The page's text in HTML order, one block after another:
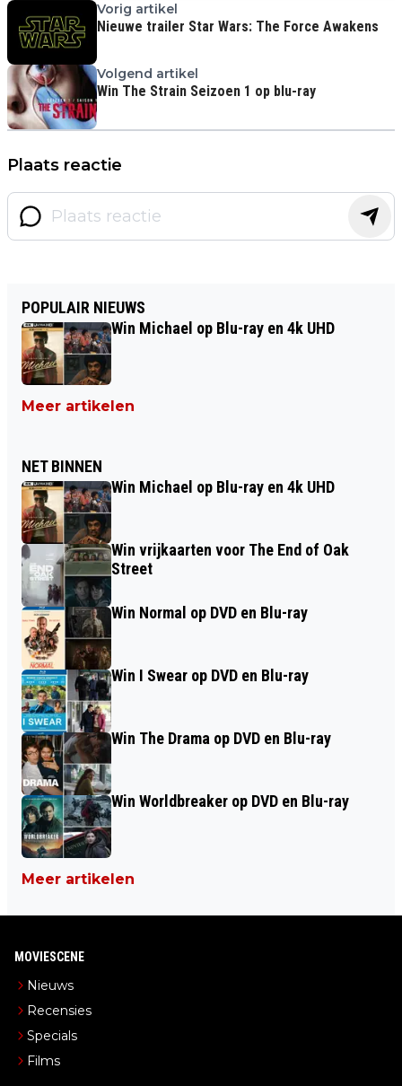
Vorig artikel
Nieuwe trailer Star Wars: The Force Awakens
Volgend artikel
Win The Strain Seizoen 1 op blu-ray
Plaats reactie
POPULAIR NIEUWS
Win Michael op Blu-ray en 4k UHD
Meer artikelen
NET BINNEN
Win Michael op Blu-ray en 4k UHD
Win vrijkaarten voor The End of Oak
Street
Win Normal op DVD en Blu-ray
Win I Swear op DVD en Blu-ray
Win The Drama op DVD en Blu-ray
Win Worldbreaker op DVD en Blu-ray
Meer artikelen
MOVIESCENE
Nieuws
Recensies
Specials
Films